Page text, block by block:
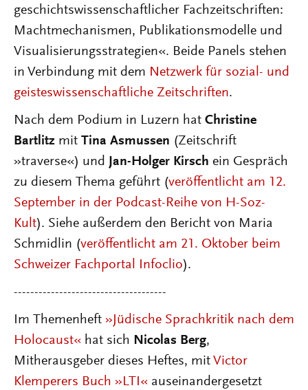
geschichtswissenschaftlicher Fachzeitschriften:
Machtmechanismen, Publikationsmodelle und
Visualisierungsstrategien«. Beide Panels stehen
in Verbindung mit dem Netzwerk für sozial- und
geisteswissenschaftliche Zeitschriften.
Nach dem Podium in Luzern hat Christine
Bartlitz mit Tina Asmussen (Zeitschrift
»traverse«) und Jan-Holger Kirsch ein Gespräch
zu diesem Thema geführt (veröffentlicht am 12.
September in der Podcast-Reihe von H-Soz-
Kult). Siehe außerdem den Bericht von Maria
Schmidlin (veröffentlicht am 21. Oktober beim
Schweizer Fachportal Infoclio).
-------------------------------------
Im Themenheft »Jüdische Sprachkritik nach dem
Holocaust« hat sich Nicolas Berg,
Mitherausgeber dieses Heftes, mit Victor
Klemperers Buch »LTI« auseinandergesetzt